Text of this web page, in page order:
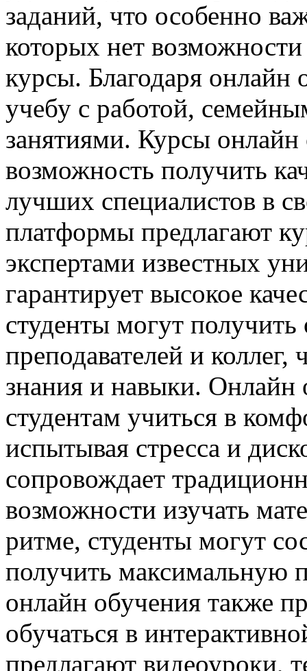
заданий, что особенно
которых нет
курсы. Благодаря
учебу с работой,
занятиями. Курсы онлайн
возможность получить
лучших специалистов в
платформы предлагают
экспертами известных
гарантирует высокое
студенты могут получить
преподавателей и
знания и навыки. Онлайн
студентам учиться в
испытывая стресса и
сопровождает
возможности изучать
ритме, студенты могут
получить максимальную
онлайн обучения также
обучаться в
предлагают видеоуроки,